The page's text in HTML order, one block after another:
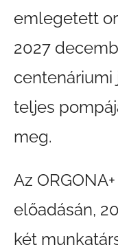
emlegetett
2027
teljes
meg.
Az
előadásán,
két